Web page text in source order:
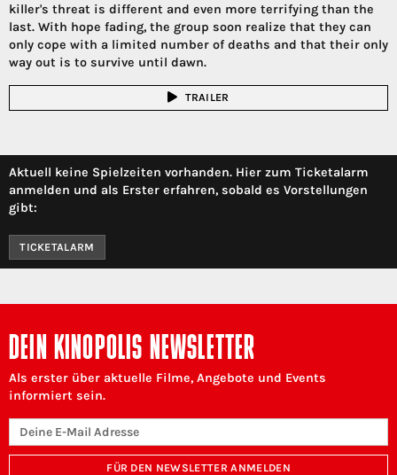
killer's threat is different and even more terrifying than the
last. With hope fading, the group soon realize that they can
only cope with a limited number of deaths and that their only
way out is to survive until dawn.
TRAILER
Aktuell keine Spielzeiten vorhanden. Hier zum Ticketalarm
anmelden und als Erster erfahren, sobald es Vorstellungen
gibt:
TICKETALARM
DEIN KINOPOLIS NEWSLETTER
Als erster über aktuelle Filme, Angebote und Events
informiert sein.
FÜR DEN NEWSLETTER ANMELDEN